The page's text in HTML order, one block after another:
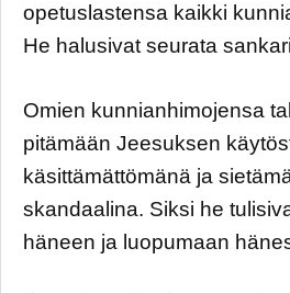
opetuslastensa kaikki
He halusivat seurata
Omien kunnianhimojensa
pitämään Jeesuksen
käsittämättömänä ja
skandaalina. Siksi he
häneen ja luopumaan